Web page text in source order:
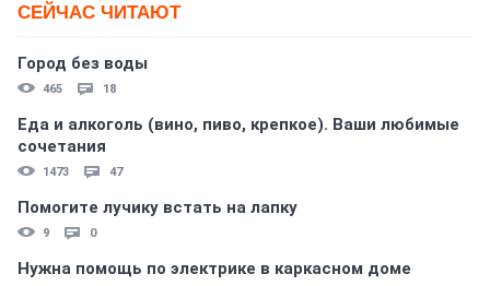
СЕЙЧАС ЧИТАЮТ
Город без воды
465 18
Еда и алкоголь (вино, пиво, крепкое). Ваши любимые
сочетания
1473 47
Помогите лучику встать на лапку
9 0
Нужна помощь по электрике в каркасном доме